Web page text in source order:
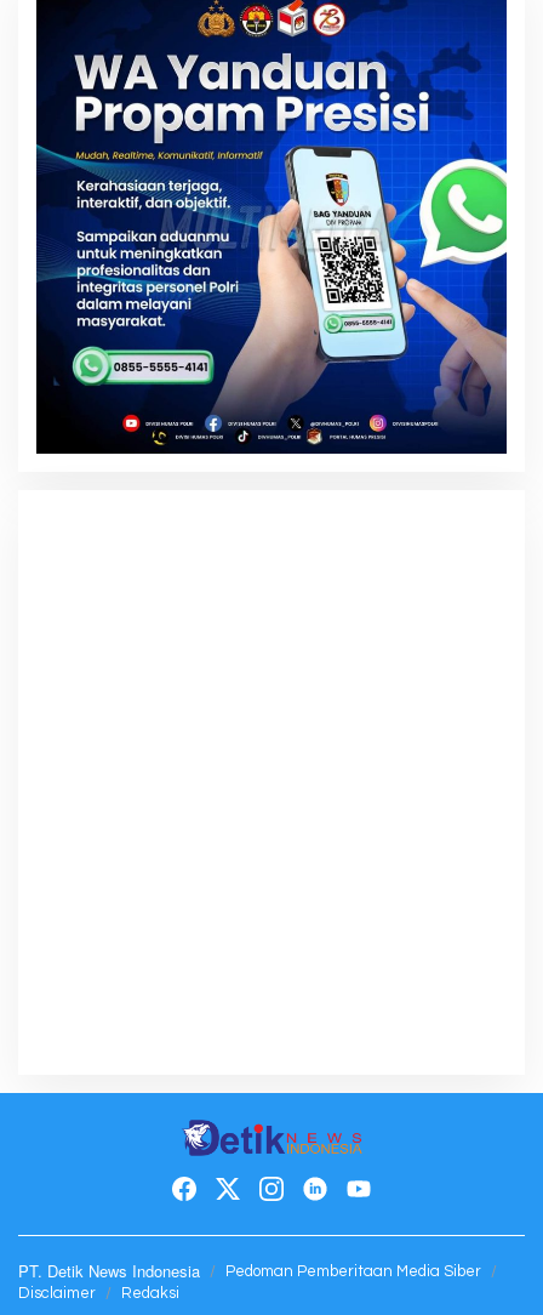
PT. Detik News Indonesia
Pedoman Pemberitaan Media Siber
Disclaimer
Redaksi